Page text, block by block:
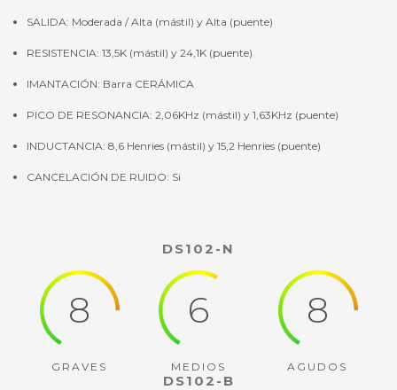
SALIDA: Moderada / Alta (mástil) y Alta (puente)
RESISTENCIA: 13,5K (mástil) y 24,1K (puente)
IMANTACIÓN: Barra CERÁMICA
PICO DE RESONANCIA: 2,06KHz (mástil) y 1,63KHz (puente)
INDUCTANCIA: 8,6 Henries (mástil) y 15,2 Henries (puente)
CANCELACIÓN DE RUIDO: Si
DS102-N
8
GRAVES
6
MEDIOS
8
AGUDOS
DS102-B